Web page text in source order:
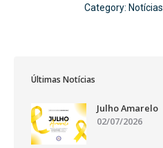
Category: Notícias
Últimas Notícias
Julho Amarelo
02/07/2026